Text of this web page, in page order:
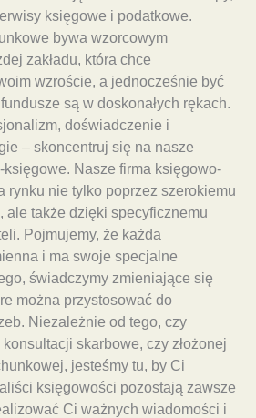
księgowe i podatkowe.
bywa wzorcowym
zakładu, która chce
wzroście, a jednocześnie być
są w doskonałych rękach.
doświadczenie i
– skoncentruj się na nasze
Nasze firma księgowo-
rynku nie tylko poprzez szerokiemu
ale także dzięki specyficznemu
Pojmujemy, że każda
i ma swoje specjalne
świadczymy zmieniające się
można przystosować do
Niezależnie od tego, czy
skarbowe, czy złożonej
jesteśmy tu, by Ci
księgowości pozostają zawsze
Ci ważnych wiadomości i